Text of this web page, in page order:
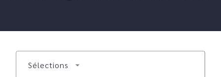
Sélections arrow_drop_down